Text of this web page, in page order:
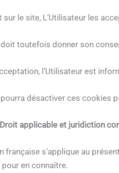
sur le site, L’Utilisateur les
doit toutefois donner son
l’Utilisateur est
pourra désactiver ces cookies
Droit applicable et juridiction
française s’applique au
en connaître.